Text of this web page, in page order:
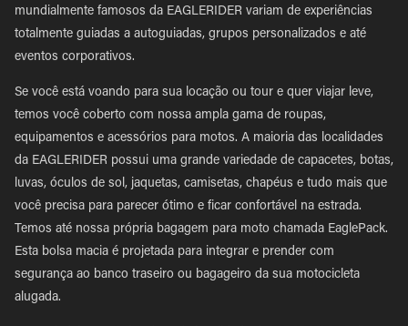
mundialmente famosos da EAGLERIDER variam de experiências
totalmente guiadas a autoguiadas, grupos personalizados e até
eventos corporativos.
Se você está voando para sua locação ou tour e quer viajar leve,
temos você coberto com nossa ampla gama de roupas,
equipamentos e acessórios para motos. A maioria das localidades
da EAGLERIDER possui uma grande variedade de capacetes, botas,
luvas, óculos de sol, jaquetas, camisetas, chapéus e tudo mais que
você precisa para parecer ótimo e ficar confortável na estrada.
Temos até nossa própria bagagem para moto chamada EaglePack.
Esta bolsa macia é projetada para integrar e prender com
segurança ao banco traseiro ou bagageiro da sua motocicleta
alugada.